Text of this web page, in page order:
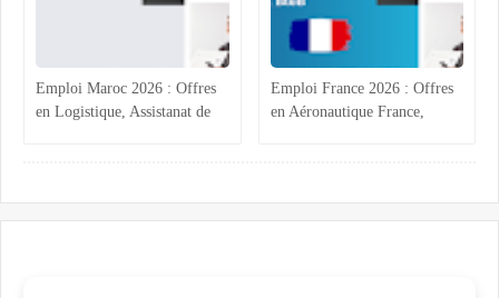
Emploi Maroc 2026 : Offres
en Logistique, Assistanat de
Emploi France 2026 : Offres
en Aéronautique France,